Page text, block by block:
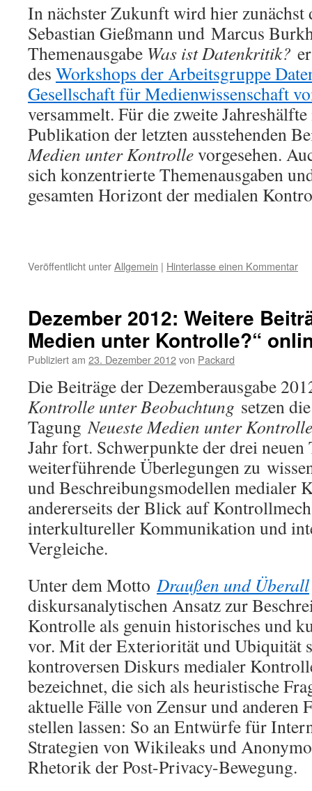
In nächster Zukunft wird hier zunächst
Sebastian Gießmann und Marcus
Themenausgabe Was ist Datenkritik?
des Workshops der Arbeitsgruppe
Gesellschaft für Medienwissenschaft
versammelt. Für die zweite
Publikation der letzten ausstehenden
Medien unter Kontrollevorgesehen.
sich konzentrierte Themenausgaben
gesamten Horizont der medialen
Veröffentlicht unterAllgemein | Hinterlasse einen Kommentar
Dezember 2012: Weitere
Medien unter Kontrolle?“
Publiziert am 23. Dezember 2012von Packard
Die Beiträge der Dezemberausgabe
Kontrolle unter Beobachtung setzen
TagungNeueste Medien unter
Jahr fort. Schwerpunkte der drei neuen
weiterführende Überlegungen zu
und Beschreibungsmodellen medialer
andererseits der Blick auf
interkultureller Kommunikation und
Vergleiche.
Unter dem MottoDraußen und Überall
diskursanalytischen Ansatz zur
Kontrolle als genuin historisches und
vor. Mit der Exteriorität und Ubiquität
kontroversen Diskurs medialer
bezeichnet, die sich als heuristische
aktuelle Fälle von Zensur und anderen
stellen lassen: So an Entwürfe für
Strategien von Wikileaks und
Rhetorik der Post-Privacy-Bewegung.